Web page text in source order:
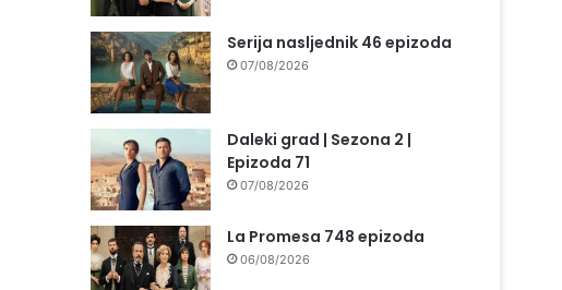
Serija nasljednik 46 epizoda
07/08/2026
Daleki grad | Sezona 2 |
Epizoda 71
07/08/2026
La Promesa 748 epizoda
06/08/2026